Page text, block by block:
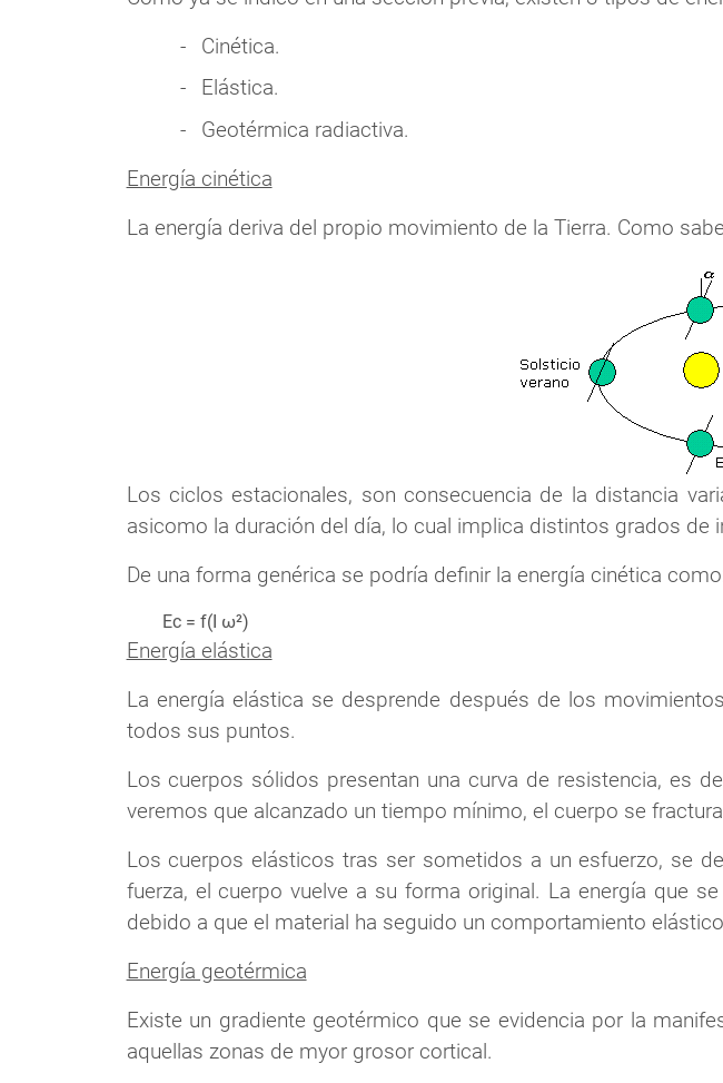
Cinética.
Elástica.
Geotérmica radiactiva.
Energía cinética
La energía deriva del propio movimiento de la Tierra. Como
Los ciclos estacionales, son consecuencia de la distancia
asicomo la duración del día, lo cual implica distintos grados de
De una forma genérica se podría definir la energía cinética
Ec = f(I ω²)
Energía elástica
La energía elástica se desprende después de los
todos sus puntos.
Los cuerpos sólidos presentan una curva de resistencia, es
veremos que alcanzado un tiempo mínimo, el cuerpo se
Los cuerpos elásticos tras ser sometidos a un esfuerzo, se
fuerza, el cuerpo vuelve a su forma original. La energía que
debido a que el material ha seguido un comportamiento
Energía geotérmica
Existe un gradiente geotérmico que se evidencia por la
aquellas zonas de myor grosor cortical.